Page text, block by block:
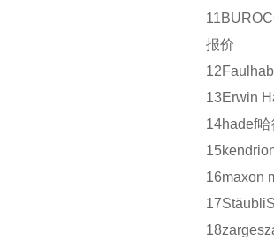
11
报价
12
13Erwin
14hadef哈
15
16maxon
17Stäubli
18zarges